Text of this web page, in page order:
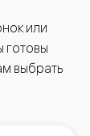
или
готовы
выбрать